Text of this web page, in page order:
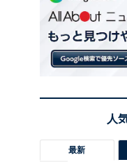
最新